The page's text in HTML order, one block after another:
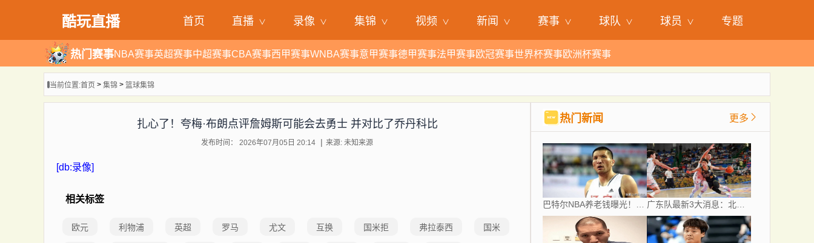
酷玩直播 首页 直播 录像 集锦 视频 新闻 赛事 球队 球员 专题
热门赛事NBA赛事英超赛事中超赛事CBA赛事西甲赛事WNBA赛事意甲赛事德甲赛事法甲赛事欧冠赛事世界杯赛事欧洲杯赛事
当前位置:首页 > 集锦 > 篮球集锦
扎心了！夸梅·布朗点评詹姆斯可能会去勇士 并对比了乔丹科比
发布时间： 2026年07月05日 20:14 来源: 未知来源
[db:录像]
相关标签
欧元 利物浦 英超 罗马 尤文 互换 国米拒 弗拉泰西 国米
热门新闻 更多